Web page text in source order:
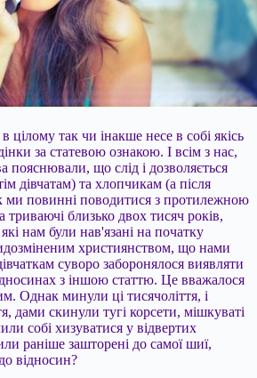
цілому так чи інакше несе в собі якісь
за статевою ознакою. І всім з нас,
пояснювали, що слід і дозволяється
дівчатам) та хлопчикам (а після
ми повинні поводитися з протилежною
близько двох тисяч років,
нам були нав'язані на початку
християнством, що нами
суворо заборонялося виявляти
з іншою статтю. Це вважалося
Однак минули ці тисячоліття, і
дами скинули тугі корсети, мішкуваті
собі хизуватися у відвертих
раніше зашторені до самої шиї,
відносин?